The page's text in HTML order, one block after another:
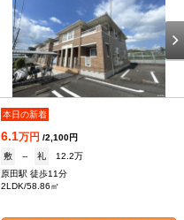
本日の新着
6.1万円 /2,100円
敷
-- 礼
12.2万
原田駅 徒歩11分
2LDK/58.86㎡